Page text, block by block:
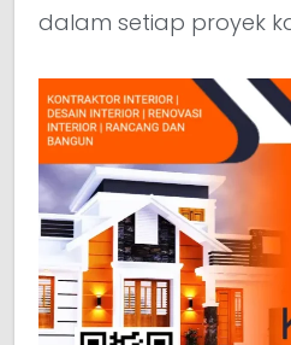
dalam setiap proyek